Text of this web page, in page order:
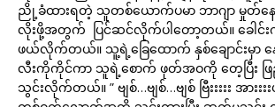
ညို့ခံထားရတဲ့ သူတစ်ယောက်ပမာ ဘာဂျာ မှုတ်န
လိုးဖို့အတွက် ပြင်ဆင်လိုက်ပါတော့တယ်။ ခေါင်း
ဖယ်လိုက်တယ်။ သူ့ရဲ့ခြေထောက် နှစ်ချောင်းမှာ န
လီးကိုကိုင်ကာ သူရဲ့စောက် ဖုတ်အဝကို တေ့ပြီး ဖြည်
သွင်းလိုက်တယ်။ ” ဗျစ်…ဗျစ်…ဗျစ် ဗြီးးးးး အာ